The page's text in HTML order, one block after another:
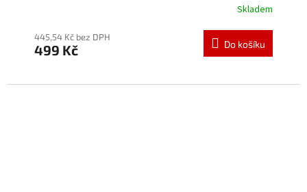
Skladem
445,54 Kč bez DPH
499 Kč Do košíku